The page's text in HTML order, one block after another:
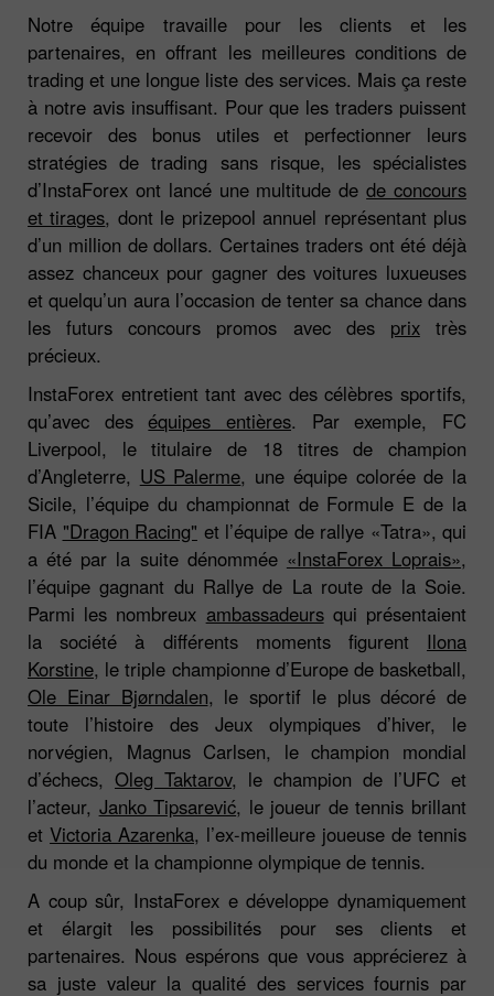
Notre équipe travaille pour les clients et les
partenaires, en offrant les meilleures conditions de
trading et une longue liste des services. Mais ça reste
à notre avis insuffisant. Pour que les traders puissent
recevoir des bonus utiles et perfectionner leurs
stratégies de trading sans risque, les spécialistes
d’InstaForex ont lancé une multitude dede concours
et tirages, dont le prizepool annuel représentant plus
d’un million de dollars. Certaines traders ont été déjà
assez chanceux pour gagner des voitures luxueuses
et quelqu’un aura l’occasion de tenter sa chance dans
les futurs concours promos avec des prixtrès
précieux.
InstaForex entretient tant avec des célèbres sportifs,
qu’avec deséquipes entières. Par exemple, FC
Liverpool, le titulaire de 18 titres de champion
d’Angleterre, US Palerme, une équipe colorée de la
Sicile, l’équipe du championnat de Formule E de la
FIA "Dragon Racing" et l’équipe de rallye «Tatra», qui
a été par la suite dénommée «InstaForex Loprais»,
l’équipe gagnant du Rallye de La route de la Soie.
Parmi les nombreux ambassadeursqui présentaient
la société à différents moments figurent Ilona
Korstine, le triple championne d’Europe de basketball,
Ole Einar Bjørndalen, le sportif le plus décoré de
toute l’histoire des Jeux olympiques d’hiver, le
norvégien, Magnus Carlsen, le champion mondial
d’échecs, Oleg Taktarov, le champion de l’UFC et
l’acteur, Janko Tipsarević, le joueur de tennis brillant
et Victoria Azarenka, l’ex-meilleure joueuse de tennis
du monde et la championne olympique de tennis.
A coup sûr, InstaForex e développe dynamiquement
et élargit les possibilités pour ses clients et
partenaires. Nous espérons que vous apprécierez à
sa juste valeur la qualité des services fournis par